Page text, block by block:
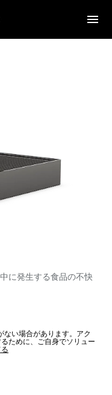
に発生する食品の不快
ない場合があります。アク
ために、ご自身でソリュー